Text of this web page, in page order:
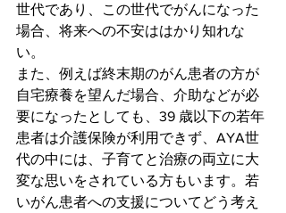
世代であり、この世代でがんになった
場合、将来への不安ははかり知れな
い。
また、例えば終末期のがん患者の方が
自宅療養を望んだ場合、介助などが必
要になったとしても、39 歳以下の若年
患者は介護保険が利用できず、AYA世
代の中には、子育てと治療の両立に大
変な思いをされている方もいます。若
いがん患者への支援についてどう考え